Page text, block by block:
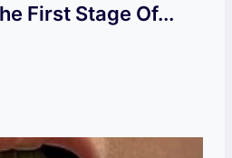
First Stage Of...